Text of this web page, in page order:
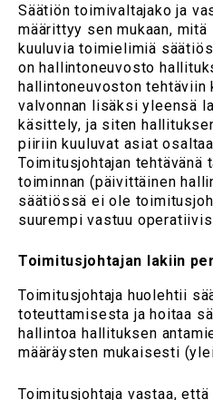
Säätiön toimivaltajako ja
määrittyy sen mukaan,
kuuluvia toimielimiä
on hallintoneuvosto
hallintoneuvoston tehtäviin
valvonnan lisäksi yleensä
käsittely, ja siten
piiriin kuuluvat asiat
Toimitusjohtajan tehtävänä
toiminnan (päivittäinen
säätiössä ei ole
suurempi vastuu
Toimitusjohtajan lakiin
Toimitusjohtaja huolehtii
toteuttamisesta ja hoitaa
hallintoa hallituksen
määräysten mukaisesti
Toimitusjohtaja vastaa,